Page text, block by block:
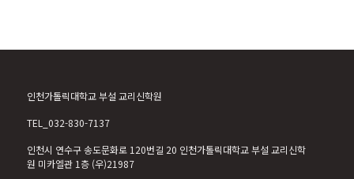
인천가톨릭대학교 부설 교리신학원
TEL_032-830-7137
인천시 연수구 송도문화로 120번길 20 인천가톨릭대학교 부설 교리신학
원 미카엘관 1층 (우)21987